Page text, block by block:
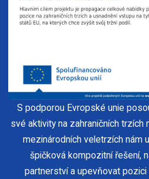
S podporou Evropské unie
své aktivity na zahraničních trzích
mezinárodních veletrzích nám
špičková kompozitní řešení,
partnerství a upevňovat